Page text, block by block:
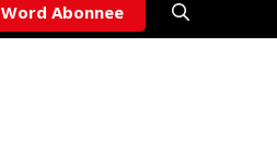
Word Abonnee